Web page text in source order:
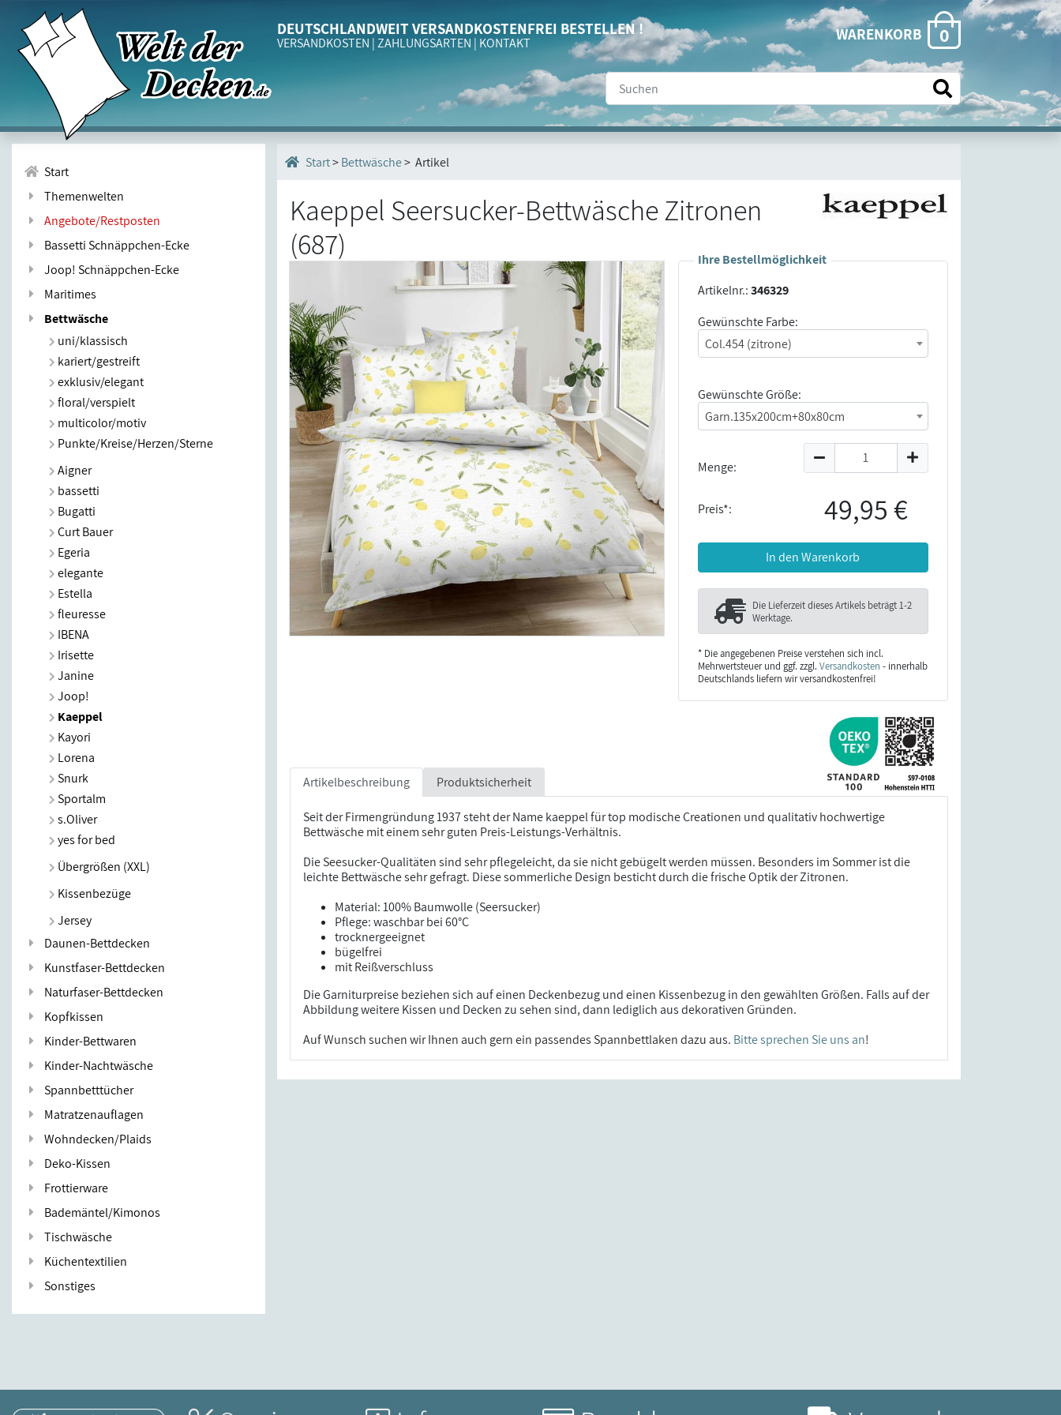
WARENKORB 0
DEUTSCHLANDWEIT VERSANDKOSTENFREI BESTELLEN !
VERSANDKOSTEN |ZAHLUNGSARTEN | KONTAKT
Start
Themenwelten
Angebote/Restposten
Bassetti Schnäppchen-Ecke
Joop! Schnäppchen-Ecke
Maritimes
Bettwäsche
uni/klassisch
kariert/gestreift
exklusiv/elegant
floral/verspielt
multicolor/motiv
Punkte/Kreise/Herzen/Sterne
Aigner
bassetti
Bugatti
Curt Bauer
Egeria
elegante
Estella
fleuresse
IBENA
Irisette
Janine
Joop!
Kaeppel
Kayori
Lorena
Snurk
Sportalm
s.Oliver
yes for bed
Übergrößen (XXL)
Kissenbezüge
Jersey
Daunen-Bettdecken
Kunstfaser-Bettdecken
Naturfaser-Bettdecken
Kopfkissen
Kinder-Bettwaren
Kinder-Nachtwäsche
Spannbetttücher
Matratzenauflagen
Wohndecken/Plaids
Deko-Kissen
Frottierware
Bademäntel/Kimonos
Tischwäsche
Küchentextilien
Sonstiges
Start>Bettwäsche> Artikel
Kaeppel Seersucker-Bettwäsche Zitronen
(687)
Ihre Bestellmöglichkeit
Artikelnr.:346329
Gewünschte Farbe:
Col.454 (zitrone)
Gewünschte Größe:
Garn.135x200cm+80x80cm
Menge:
Preis*: 49,95 €
In den Warenkorb
Die Lieferzeit dieses Artikels beträgt1-2
Werktage.
* Die angegebenen Preise verstehen sich incl.
Mehrwertsteuer und ggf. zzgl.Versandkosten - innerhalb
Deutschlands liefern wir versandkostenfrei!
Artikelbeschreibung Produktsicherheit
Seit der Firmengründung 1937 steht der Name kaeppel für top modische Creationen und qualitativ hochwertige
Bettwäsche mit einem sehr guten Preis-Leistungs-Verhältnis.
Die Seesucker-Qualitäten sind sehr pflegeleicht, da sie nicht gebügelt werden müssen. Besonders im Sommer ist die
leichte Bettwäsche sehr gefragt. Diese sommerliche Design besticht durch die frische Optik der Zitronen.
Material: 100% Baumwolle (Seersucker)
Pflege: waschbar bei 60°C
trocknergeeignet
bügelfrei
mit Reißverschluss
Die Garniturpreise beziehen sich auf einen Deckenbezug und einen Kissenbezug in den gewählten Größen. Falls auf der
Abbildung weitere Kissen und Decken zu sehen sind, dann lediglich aus dekorativen Gründen.
Auf Wunsch suchen wir Ihnen auch gern ein passendes Spannbettlaken dazu aus. Bitte sprechen Sie uns an!